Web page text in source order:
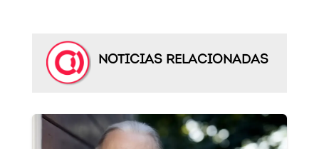
NOTICIAS RELACIONADAS